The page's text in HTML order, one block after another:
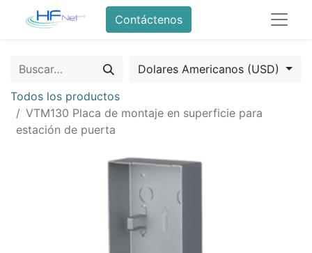
Contáctenos
Dolares Americanos (USD)
Todos los productos
VTM130 Placa de montaje en superficie para
estación de puerta